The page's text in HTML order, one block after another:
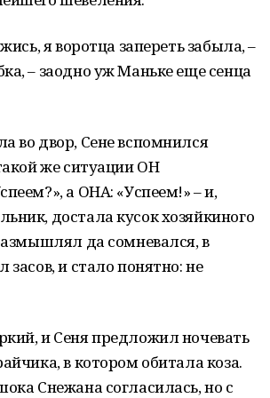
я воротца запереть забыла, –
– заодно уж Маньке еще сенца
во двор, Сене вспомнился
же ситуации ОН
а ОНА: «Успеем!» – и,
достала кусок хозяйкиного
да сомневался, в
засов, и стало понятно: не
и Сеня предложил ночевать
в котором обитала коза.
Снежана согласилась, но с